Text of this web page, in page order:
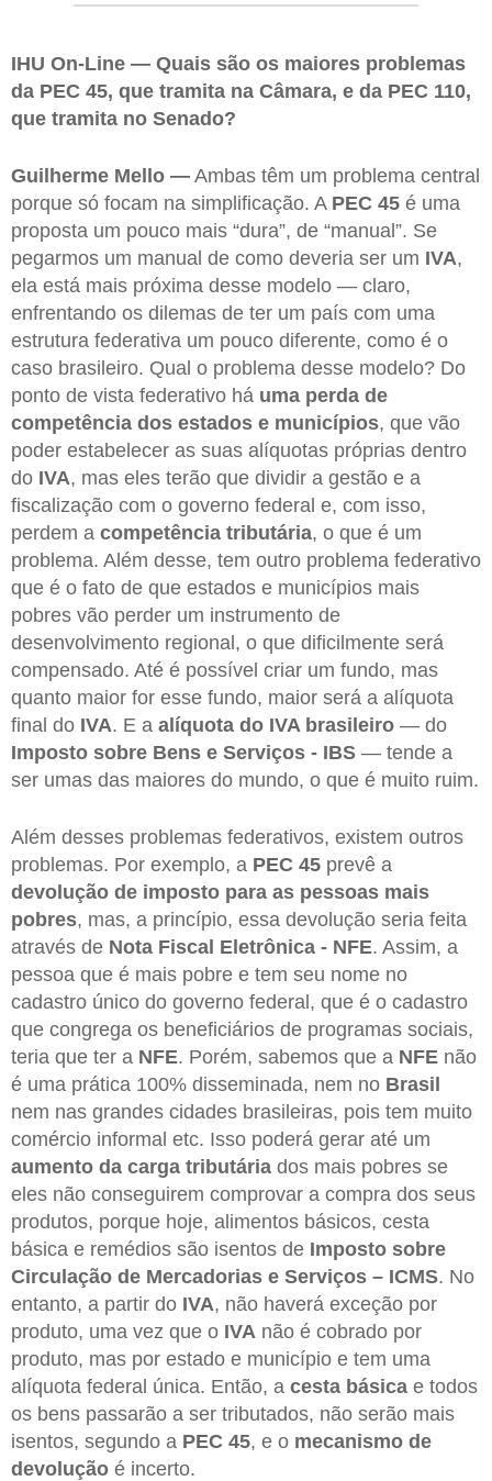
IHU On-Line — Quais são os maiores problemas
da PEC 45, que tramita na Câmara, e da PEC 110,
que tramita no Senado?
Guilherme Mello — Ambas têm um problema central
porque só focam na simplificação. A PEC 45 é uma
proposta um pouco mais “dura”, de “manual”. Se
pegarmos um manual de como deveria ser um IVA,
ela está mais próxima desse modelo — claro,
enfrentando os dilemas de ter um país com uma
estrutura federativa um pouco diferente, como é o
caso brasileiro. Qual o problema desse modelo? Do
ponto de vista federativo há uma perda de
competência dos estados e municípios, que vão
poder estabelecer as suas alíquotas próprias dentro
do IVA, mas eles terão que dividir a gestão e a
fiscalização com o governo federal e, com isso,
perdem a competência tributária, o que é um
problema. Além desse, tem outro problema federativo
que é o fato de que estados e municípios mais
pobres vão perder um instrumento de
desenvolvimento regional, o que dificilmente será
compensado. Até é possível criar um fundo, mas
quanto maior for esse fundo, maior será a alíquota
final do IVA. E a alíquota do IVA brasileiro — do
Imposto sobre Bens e Serviços - IBS — tende a
ser umas das maiores do mundo, o que é muito ruim.
Além desses problemas federativos, existem outros
problemas. Por exemplo, a PEC 45 prevê a
devolução de imposto para as pessoas mais
pobres, mas, a princípio, essa devolução seria feita
através de Nota Fiscal Eletrônica - NFE. Assim, a
pessoa que é mais pobre e tem seu nome no
cadastro único do governo federal, que é o cadastro
que congrega os beneficiários de programas sociais,
teria que ter a NFE. Porém, sabemos que a NFE não
é uma prática 100% disseminada, nem no Brasil
nem nas grandes cidades brasileiras, pois tem muito
comércio informal etc. Isso poderá gerar até um
aumento da carga tributária dos mais pobres se
eles não conseguirem comprovar a compra dos seus
produtos, porque hoje, alimentos básicos, cesta
básica e remédios são isentos de Imposto sobre
Circulação de Mercadorias e Serviços – ICMS. No
entanto, a partir do IVA, não haverá exceção por
produto, uma vez que o IVA não é cobrado por
produto, mas por estado e município e tem uma
alíquota federal única. Então, a cesta básica e todos
os bens passarão a ser tributados, não serão mais
isentos, segundo a PEC 45, e o mecanismo de
devolução é incerto.